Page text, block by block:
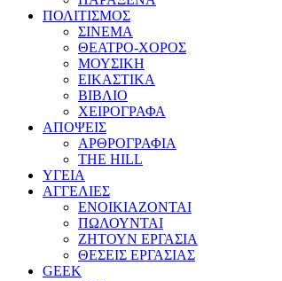
ΠΟΛΙΤΙΣΜΟΣ
ΣΙΝΕΜΑ
ΘΕΑΤΡΟ-ΧΟΡΟΣ
ΜΟΥΣΙΚΗ
ΕΙΚΑΣΤΙΚΑ
ΒΙΒΛΙΟ
ΧΕΙΡΟΓΡΑΦΑ
ΑΠΟΨΕΙΣ
ΑΡΘΡΟΓΡΑΦΙΑ
THE HILL
ΥΓΕΙΑ
ΑΓΓΕΛΙΕΣ
ΕΝΟΙΚΙΑΖΟΝΤΑΙ
ΠΩΛΟΥΝΤΑΙ
ΖΗΤΟΥΝ ΕΡΓΑΣΙΑ
ΘΕΣΕΙΣ ΕΡΓΑΣΙΑΣ
GEEK